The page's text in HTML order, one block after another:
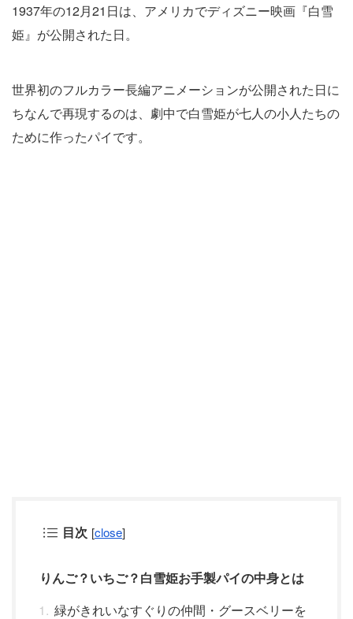
1937年の12月21日は、アメリカでディズニー映画『白雪
姫』が公開された日。
世界初のフルカラー長編アニメーションが公開された日に
ちなんで再現するのは、劇中で白雪姫が七人の小人たちの
ために作ったパイです。
目次 [close]
りんご？いちご？白雪姫お手製パイの中身とは
緑がきれいなすぐりの仲間・グースベリーを